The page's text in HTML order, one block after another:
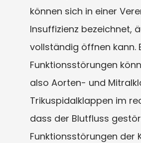
können sich in einer
Insuffizienz bezeichnet,
vollständig öffnen kann.
Funktionsstörungen
also Aorten- und
Trikuspidalklappen im
dass der Blutfluss
Funktionsstörungen der